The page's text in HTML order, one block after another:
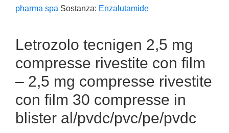
pharma spa Sostanza: Enzalutamide
Letrozolo tecnigen 2,5 mg
compresse rivestite con film
– 2,5 mg compresse rivestite
con film 30 compresse in
blister al/pvdc/pvc/pe/pvdc